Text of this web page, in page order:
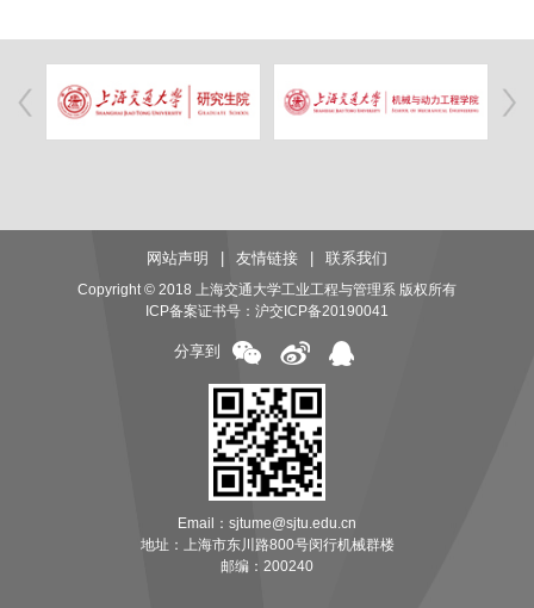
网站声明 友情链接 联系我们
Copyright © 2018 上海交通大学工业工程与管理系 版权所有
ICP备案证书号： 沪交ICP备20190041
分享到
Email：sjtume@sjtu.edu.cn
地址：上海市东川路800号闵行机械群楼
邮编：200240